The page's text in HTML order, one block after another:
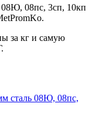
08пс, 3сп, 10кп
за кг и самую